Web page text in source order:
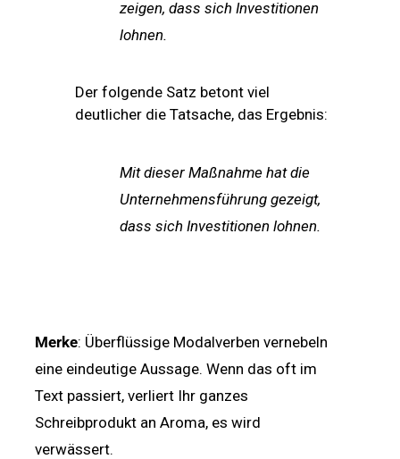
zeigen, dass sich Investitionen
lohnen.
Der folgende Satz betont viel
deutlicher die Tatsache, das Ergebnis:
Mit dieser Maßnahme hat die
Unternehmensführung gezeigt,
dass sich Investitionen lohnen.
Merke: Überflüssige Modalverben vernebeln
eine eindeutige Aussage. Wenn das oft im
Text passiert, verliert Ihr ganzes
Schreibprodukt an Aroma, es wird
verwässert.